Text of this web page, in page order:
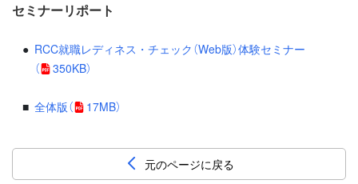
セミナーリポート
RCC就職レディネス・チェック（Web版）体験セミナー
（
350KB）
全体版（ 17MB）
元のページに戻る